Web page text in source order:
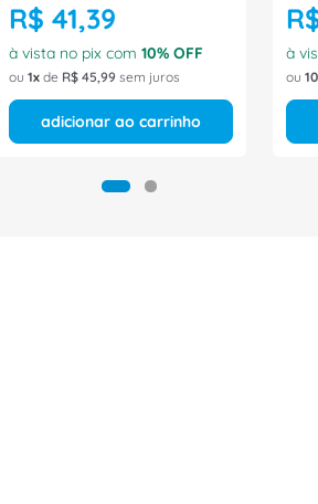
R$ 41,39
à vista no pix com 10% OFF
ou 1 de R$ 45,99 sem juros
adicionar ao carrinho
à
ou 10